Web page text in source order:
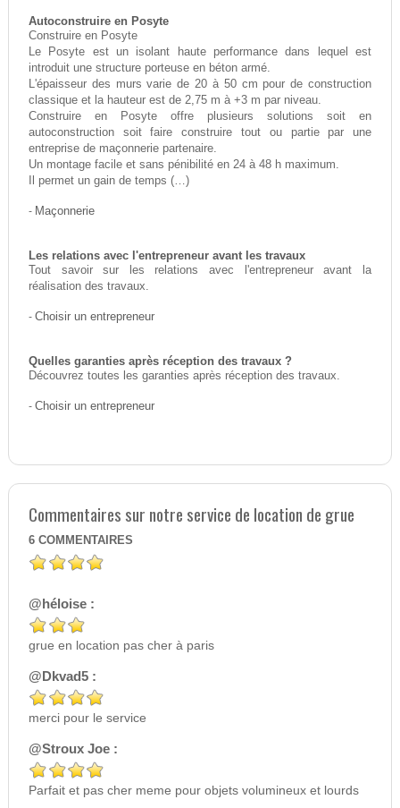
Autoconstruire en Posyte
Construire en Posyte
Le Posyte est un isolant haute performance dans lequel est
introduit une structure porteuse en béton armé.
L'épaisseur des murs varie de 20 à 50 cm pour de construction
classique et la hauteur est de 2,75 m à +3 m par niveau.
Construire en Posyte offre plusieurs solutions soit en
autoconstruction soit faire construire tout ou partie par une
entreprise de maçonnerie partenaire.
Un montage facile et sans pénibilité en 24 à 48 h maximum.
Il permet un gain de temps (…)
- Maçonnerie
Les relations avec l'entrepreneur avant les travaux
Tout savoir sur les relations avec l'entrepreneur avant la
réalisation des travaux.
- Choisir un entrepreneur
Quelles garanties après réception des travaux ?
Découvrez toutes les garanties après réception des travaux.
- Choisir un entrepreneur
Commentaires sur notre service de location de grue
6 COMMENTAIRES
@héloise :
grue en location pas cher à paris
@Dkvad5 :
merci pour le service
@Stroux Joe :
Parfait et pas cher meme pour objets volumineux et lourds